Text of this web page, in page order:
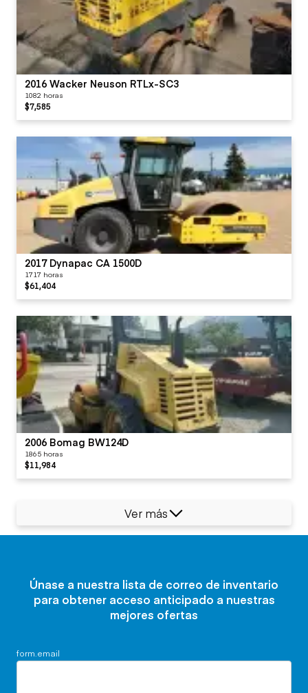
2016 Wacker Neuson RTLx-SC3
1082 horas
$7,585
2017 Dynapac CA 1500D
1717 horas
$61,404
2006 Bomag BW124D
1865 horas
$11,984
Ver más
Únase a nuestra lista de correo de inventario
para obtener acceso anticipado a nuestras
mejores ofertas
form.email